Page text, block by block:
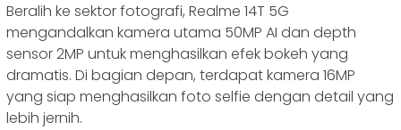
Beralih ke sektor fotografi, Realme 14T 5G
mengandalkan kamera utama 50MP AI dan depth
sensor 2MP untuk menghasilkan efek bokeh yang
dramatis. Di bagian depan, terdapat kamera 16MP
yang siap menghasilkan foto selfie dengan detail yang
lebih jernih.